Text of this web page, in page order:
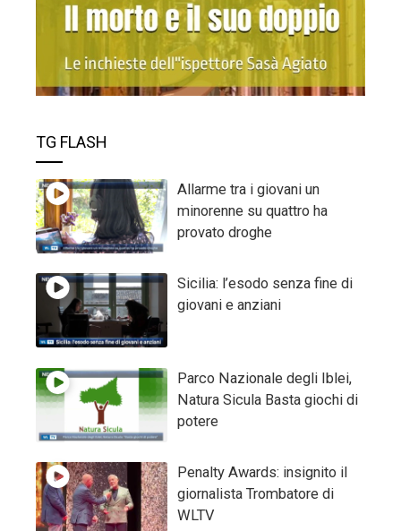
TG FLASH
Allarme tra i giovani un
minorenne su quattro ha
provato droghe
Sicilia: l’esodo senza fine di
giovani e anziani
Parco Nazionale degli Iblei,
Natura Sicula Basta giochi di
potere
Penalty Awards: insignito il
giornalista Trombatore di
WLTV